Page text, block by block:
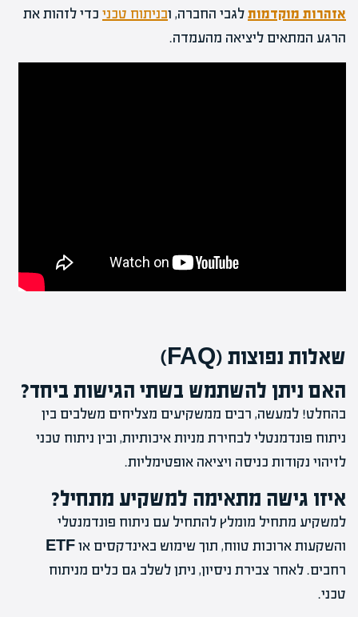
אזהרות מוקדמותלגבי החברה, ובניתוח טכני כדי לזהות את
הרגע המתאים ליציאה מהעמדה.
שאלות נפוצות (FAQ)
האם ניתן להשתמש בשתי הגישות ביחד?
בהחלט! למעשה, רבים ממשקיעים מצליחים משלבים בין
ניתוח פונדמנטלי לבחירת מניות איכותיות, ובין ניתוח טכני
לזיהוי נקודות כניסה ויציאה אופטימליות.
איזו גישה מתאימה למשקיע מתחיל?
למשקיע מתחיל מומלץ להתחיל עם ניתוח פונדמנטלי
והשקעות ארוכות טווח, תוך שימוש באינדקסים אוETF
רחבים. לאחר צבירת ניסיון, ניתן לשלב גם כלים מניתוח
טכני.